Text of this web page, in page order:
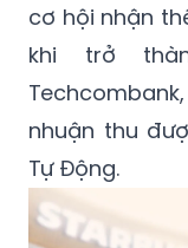
cơ hội nhận
khi trở
nhuận thu
Tự Động.